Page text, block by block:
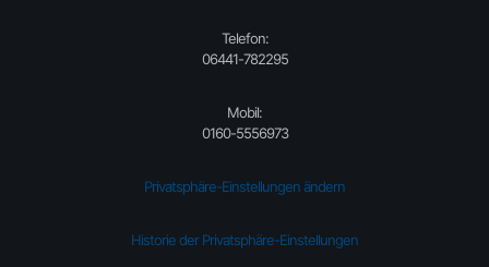
Telefon:
06441-782295
Mobil:
0160-5556973
Privatsphäre-Einstellungen ändern
Historie der Privatsphäre-Einstellungen